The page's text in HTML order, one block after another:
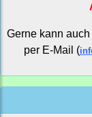
Gerne kann
per E-Mail (